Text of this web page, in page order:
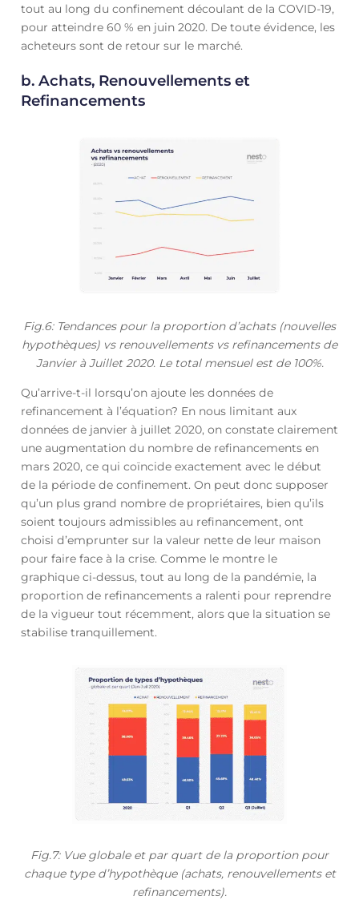
tout au long du confinement découlant de la COVID-19,
pour atteindre 60 % en juin 2020. De toute évidence, les
acheteurs sont de retour sur le marché.
b. Achats, Renouvellements et
Refinancements
Fig.6: Tendances pour la proportion d’achats (nouvelles
hypothèques) vs renouvellements vs refinancements de
Janvier à Juillet 2020. Le total mensuel est de 100%.
Qu’arrive-t-il lorsqu’on ajoute les données de
refinancement à l’équation? En nous limitant aux
données de janvier à juillet 2020, on constate clairement
une augmentation du nombre de refinancements en
mars 2020, ce qui coïncide exactement avec le début
de la période de confinement. On peut donc supposer
qu’un plus grand nombre de propriétaires, bien qu’ils
soient toujours admissibles au refinancement, ont
choisi d’emprunter sur la valeur nette de leur maison
pour faire face à la crise. Comme le montre le
graphique ci-dessus, tout au long de la pandémie, la
proportion de refinancements a ralenti pour reprendre
de la vigueur tout récemment, alors que la situation se
stabilise tranquillement.
Fig.7: Vue globale et par quart de la proportion pour
chaque type d’hypothèque (achats, renouvellements et
refinancements).